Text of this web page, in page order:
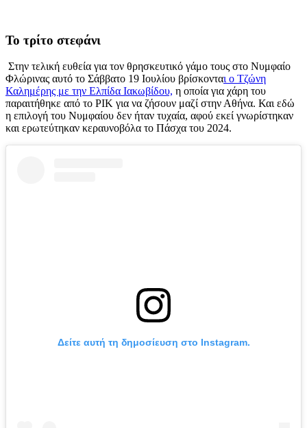
Το τρίτο στεφάνι
Στην τελική ευθεία για τον θρησκευτικό γάμο τους στο Νυμφαίο
Φλώρινας αυτό το Σάββατο 19 Ιουλίου βρίσκονται ο Τζώνη
Καλημέρης με την Ελπίδα Ιακωβίδου, η οποία για χάρη του
παραιτήθηκε από το ΡΙΚ για να ζήσουν μαζί στην Αθήνα. Και εδώ
η επιλογή του Νυμφαίου δεν ήταν τυχαία, αφού εκεί γνωρίστηκαν
και ερωτεύτηκαν κεραυνοβόλα το Πάσχα του 2024.
Δείτε αυτή τη δημοσίευση στο Instagram.